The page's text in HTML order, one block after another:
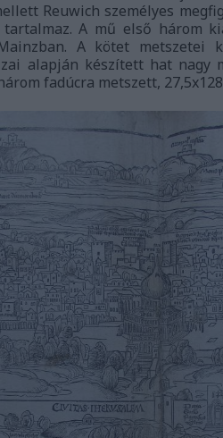
Reuwich személyes
A mű első három
A kötet metszetei
alapján készített hat nagy
fadúcra metszett,